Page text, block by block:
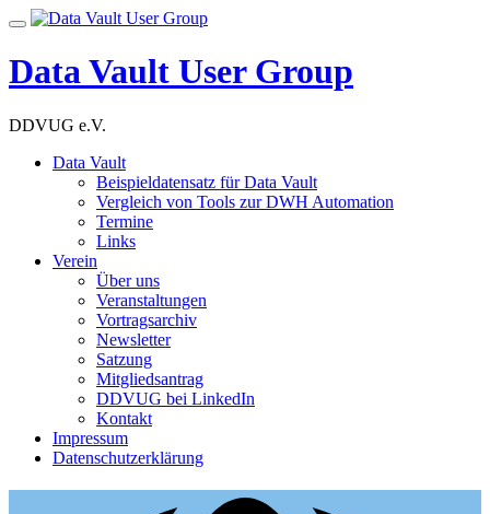
Skip
content
Toggle
Data Vault User Group
DDVUG e.V.
Data Vault
Beispieldatensatz für Data Vault
Vergleich von Tools zur DWH Automation
Termine
Links
Verein
Über uns
Veranstaltungen
Vortragsarchiv
Newsletter
Satzung
Mitgliedsantrag
DDVUG bei LinkedIn
Kontakt
Impressum
Datenschutzerklärung